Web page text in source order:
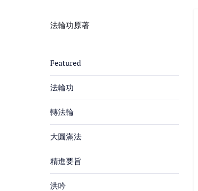
法輪功原著
Featured
法輪功
轉法輪
大圓滿法
精進要旨
洪吟